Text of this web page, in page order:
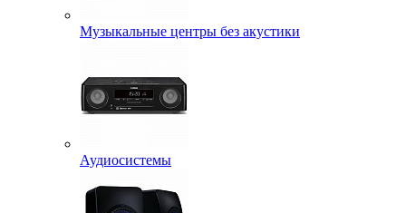
Музыкальные центры без акустики
Аудиосистемы